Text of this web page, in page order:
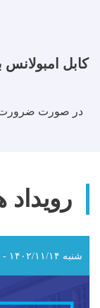
در صورت ضرورت به شماره ۱۰۲
رویداد
شنبه ۱۴۰۲/۱۱/۱۴ - ۱۶:۵۹